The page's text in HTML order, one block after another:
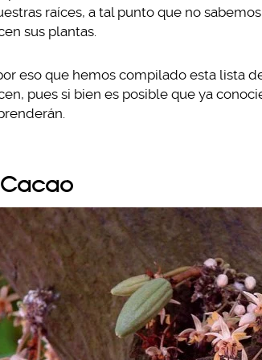
raíces, a tal punto que no
sus plantas.
eso que hemos compilado esta lista
pues si bien es posible que ya
Cacao